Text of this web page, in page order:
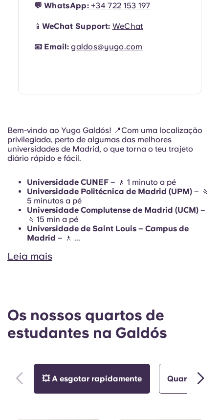
Bem-vindo ao Yugo Galdós! 📍Com uma localização
privilegiada, perto de algumas das melhores
universidades de Madrid, o que torna o teu trajeto
diário rápido e fácil.
Universidade CUNEF – 🚶 1 minuto a pé
Universidade Politécnica de Madrid (UPM) – 🚶
5 minutos a pé
Universidade Complutense de Madrid (UCM) –
🚶 15 min a pé
Universidade de Saint Louis – Campus de
Madrid – 🚶 ...
Leia mais
Os nossos quartos de
estudantes na Galdós
💥 A esgotar rapidamente Quarto
💬 WhatsApp:+34722 153 197
📱 WeChat Support: WeChat
📧 Email: galdos@yugo.com